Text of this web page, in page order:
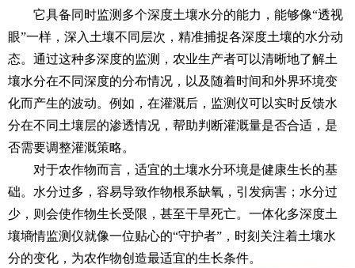
它具备同时监测多个深度土壤水分的能力，能够像“透视
眼”一样，深入土壤不同层次，精准捕捉各深度土壤的水分动
态。通过这种多深度的监测，农业生产者可以清晰地了解土
壤水分在不同深度的分布情况，以及随着时间和外界环境变
化而产生的波动。例如，在灌溉后，监测仪可以实时反馈水
分在不同土壤层的渗透情况，帮助判断灌溉量是否合适，是
否需要调整灌溉策略。
对于农作物而言，适宜的土壤水分环境是健康生长的基
础。水分过多，容易导致作物根系缺氧，引发病害；水分过
少，则会使作物生长受限，甚至干旱死亡。 一体化多深度土
壤墒情监测仪就像一位贴心的“守护者”，时刻关注着土壤水
分的变化，为农作物创造最适宜的生长条件。